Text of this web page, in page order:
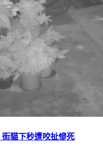
貓下秒遭咬扯慘死